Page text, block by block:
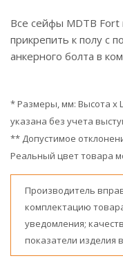
Все сейфы MDTB
прикрепить к полу с
анкерного болта в
* Размеры, мм: Высота x
указана без учета
** Допустимое
Реальный цвет товара
Производитель
комплектацию
уведомления;
показатели изделия